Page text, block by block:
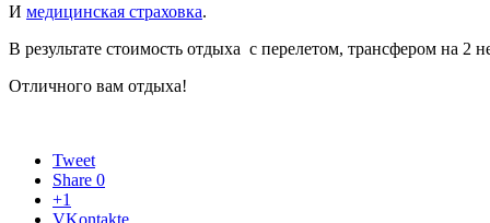
И медицинская страховка.
В результате стоимость отдыха с перелетом, трансфером на 2
Отличного вам отдыха!
Tweet
Share 0
+1
VKontakte